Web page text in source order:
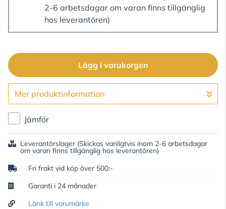
2-6 arbetsdagar om varan finns tillgänglig
hos leverantören)
Lägg i varukorgen
Gå till kassan
Mer produktinformation
Jämför
Leverantörslager (Skickas vanligtvis inom 2-6 arbetsdagar
om varan finns tillgänglig hos leverantören)
Fri frakt vid köp över 500:-
Garanti i 24 månader
Länk till varumärke